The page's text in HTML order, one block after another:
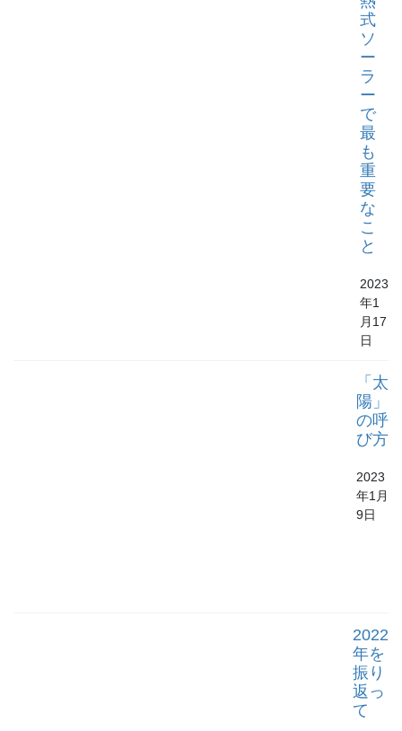
式
ソ
ー
ラ
ー
で
最
も
重
要
な
こ
と
2023
年1
月17
日
「太
陽」
の呼
び方
2023
年1月
9日
2022
年を
振り
返っ
て